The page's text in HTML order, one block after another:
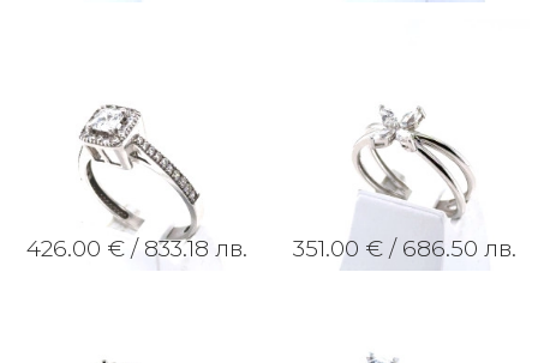
426.00 € / 833.18 лв. 351.00 € / 686.50 лв.